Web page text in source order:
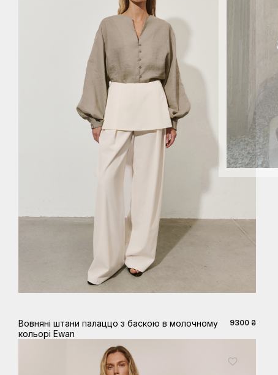
Вовняні штани палаццо з баскою в молочному
кольорі Ewan
9300 ₴